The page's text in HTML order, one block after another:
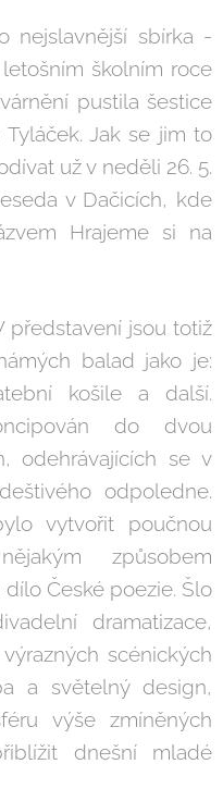
nejslavnější sbírka -
školním roce
pustila šestice
Jak se jim to
už v neděli 26. 5.
v Dačicích, kde
Hrajeme si na
představení jsou totiž
balad jako je:
košile a další.
do dvou
odehrávajících se v
odpoledne.
vytvořit poučnou
způsobem
České poezie. Šlo
dramatizace,
scénických
a světelný design,
výše zmíněných
dnešní mladé